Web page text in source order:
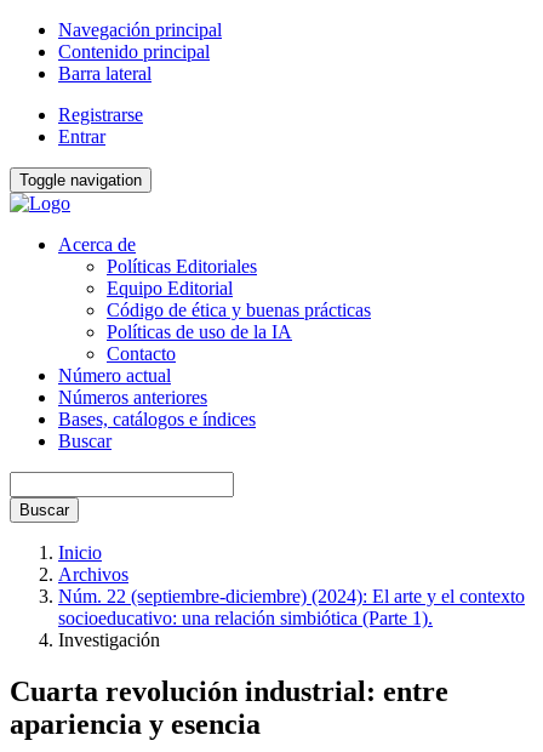
Navegación principal
Contenido principal
Barra lateral
Registrarse
Entrar
Toggle navigation
Acerca de
Políticas Editoriales
Equipo Editorial
Código de ética y buenas prácticas
Políticas de uso de la IA
Contacto
Número actual
Números anteriores
Bases, catálogos e índices
Buscar
Buscar
Inicio
Archivos
Núm. 22 (septiembre-diciembre) (2024): El arte y el contexto
socioeducativo: una relación simbiótica (Parte 1).
Investigación
Cuarta revolución industrial: entre
apariencia y esencia